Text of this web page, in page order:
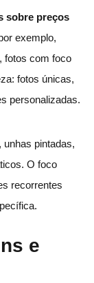
sobre preços
exemplo,
fotos com foco
fotos únicas,
personalizadas.
pintadas,
O foco
recorrentes
e